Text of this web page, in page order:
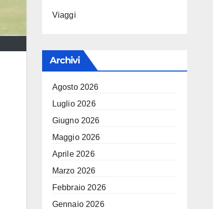
Viaggi
Archivi
Agosto 2026
Luglio 2026
Giugno 2026
Maggio 2026
Aprile 2026
Marzo 2026
Febbraio 2026
Gennaio 2026